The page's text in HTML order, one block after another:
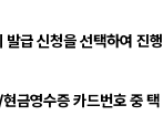
급 신청을 선택하여 진행
금영수증 카드번호 중